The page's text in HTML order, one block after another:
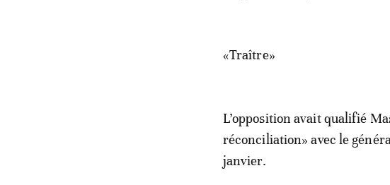
«Traître»
L’opposition avait qualifié
réconciliation» avec le
janvier.